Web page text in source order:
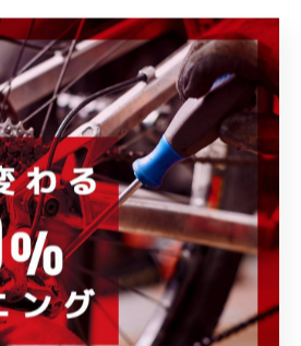
一覧に戻る 次のページ >